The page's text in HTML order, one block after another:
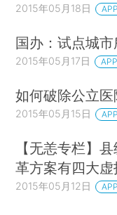
2015年05月18日
国办：试点城
2015年05月17日
如何破除公立
2015年05月15日
【无恙专栏】
革方案有四大虚
2015年05月12日